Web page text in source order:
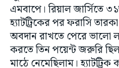
এমবাপে। রিয়াল জার্সিতে
হ্যাটট্রিকের পর ফরাসি
অবদান রাখতে পেরে ভালো
করতে তিন পয়েন্ট জরুরি
মাঠে নেমেছিলাম।